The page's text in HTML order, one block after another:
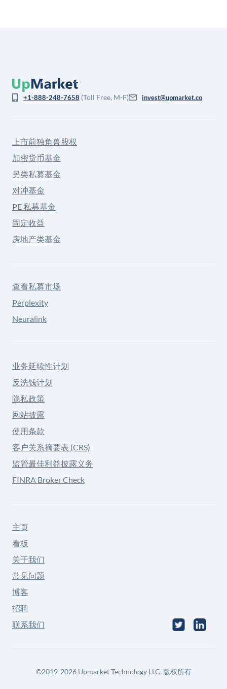
+1-888-248-7658 (Toll Free, M-F) invest@upmarket.co
上市前独角兽股权
加密货币基金
另类私募基金
对冲基金
PE 私募基金
固定收益
房地产类基金
查看私募市场
Perplexity
Neuralink
业务延续性计划
反洗钱计划
隐私政策
网站披露
使用条款
客户关系摘要表 (CRS)
监管最佳利益披露义务
FINRA Broker Check
主页
看板
关于我们
常见问题
博客
招聘
联系我们
©2019-2026Upmarket Technology LLC. 版权所有